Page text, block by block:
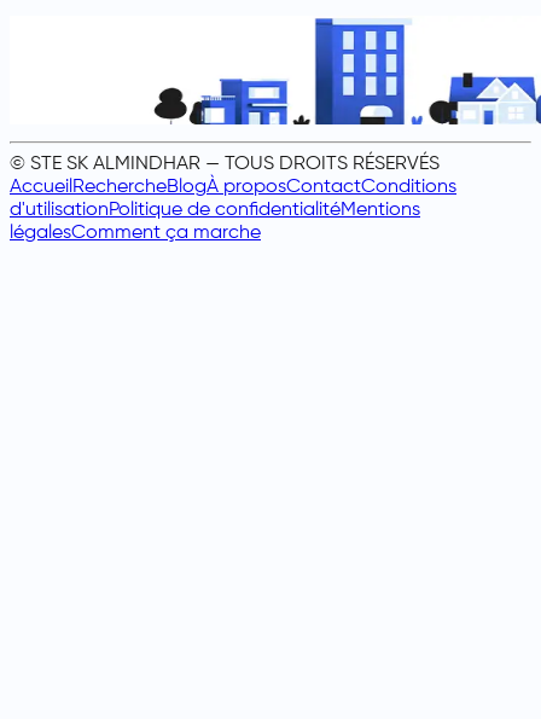
© STE SK ALMINDHAR — TOUS DROITS RÉSERVÉS
AccueilRechercheBlogÀ proposContactConditions
d'utilisationPolitique de confidentialitéMentions
légalesComment ça marche